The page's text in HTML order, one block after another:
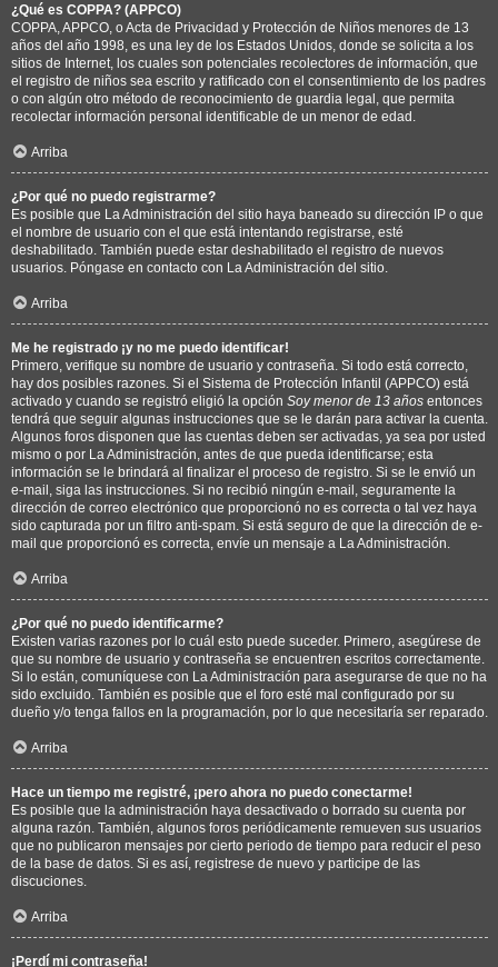
¿Qué es COPPA? (APPCO)
COPPA, APPCO, o Acta de Privacidad y Protección de Niños menores de 13
años del año 1998, es una ley de los Estados Unidos, donde se solicita a los
sitios de Internet, los cuales son potenciales recolectores de información, que
el registro de niños sea escrito y ratificado con el consentimiento de los padres
o con algún otro método de reconocimiento de guardia legal, que permita
recolectar información personal identificable de un menor de edad.
Arriba
¿Por qué no puedo registrarme?
Es posible que La Administración del sitio haya baneado su dirección IP o que
el nombre de usuario con el que está intentando registrarse, esté
deshabilitado. También puede estar deshabilitado el registro de nuevos
usuarios. Póngase en contacto con La Administración del sitio.
Arriba
Me he registrado ¡y no me puedo identificar!
Primero, verifique su nombre de usuario y contraseña. Si todo está correcto,
hay dos posibles razones. Si el Sistema de Protección Infantil (APPCO) está
activado y cuando se registró eligió la opción Soy menor de 13 años entonces
tendrá que seguir algunas instrucciones que se le darán para activar la cuenta.
Algunos foros disponen que las cuentas deben ser activadas, ya sea por usted
mismo o por La Administración, antes de que pueda identificarse; esta
información se le brindará al finalizar el proceso de registro. Si se le envió un
e-mail, siga las instrucciones. Si no recibió ningún e-mail, seguramente la
dirección de correo electrónico que proporcionó no es correcta o tal vez haya
sido capturada por un filtro anti-spam. Si está seguro de que la dirección de e-
mail que proporcionó es correcta, envíe un mensaje a La Administración.
Arriba
¿Por qué no puedo identificarme?
Existen varias razones por lo cuál esto puede suceder. Primero, asegúrese de
que su nombre de usuario y contraseña se encuentren escritos correctamente.
Si lo están, comuníquese con La Administración para asegurarse de que no ha
sido excluido. También es posible que el foro esté mal configurado por su
dueño y/o tenga fallos en la programación, por lo que necesitaría ser reparado.
Arriba
Hace un tiempo me registré, ¡pero ahora no puedo conectarme!
Es posible que la administración haya desactivado o borrado su cuenta por
alguna razón. También, algunos foros periódicamente remueven sus usuarios
que no publicaron mensajes por cierto periodo de tiempo para reducir el peso
de la base de datos. Si es así, registrese de nuevo y participe de las
discuciones.
Arriba
¡Perdí mi contraseña!